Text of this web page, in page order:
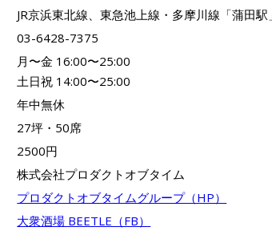
JR京浜東北線、東急池上線・多摩川線「蒲田
03-6428-7375
月〜金 16:00〜25:00
土日祝 14:00〜25:00
年中無休
27坪・50席
2500円
株式会社プロダクトオブタイム
プロダクトオブタイムグループ（HP）
大衆酒場 BEETLE（FB）